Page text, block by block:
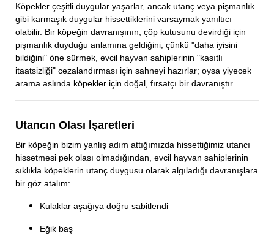
Köpekler çeşitli duygular yaşarlar, ancak utanç veya pişmanlık
gibi karmaşık duygular hissettiklerini varsaymak yanıltıcı
olabilir. Bir köpeğin davranışının, çöp kutusunu devirdiği için
pişmanlık duyduğu anlamına geldiğini, çünkü "daha iyisini
bildiğini" öne sürmek, evcil hayvan sahiplerinin "kasıtlı
itaatsizliği" cezalandırması için sahneyi hazırlar; oysa yiyecek
arama aslında köpekler için doğal, fırsatçı bir davranıştır.
Utancın Olası İşaretleri
Bir köpeğin bizim yanlış adım attığımızda hissettiğimiz utancı
hissetmesi pek olası olmadığından, evcil hayvan sahiplerinin
sıklıkla köpeklerin utanç duygusu olarak algıladığı davranışlara
bir göz atalım:
Kulaklar aşağıya doğru sabitlendi
Eğik baş